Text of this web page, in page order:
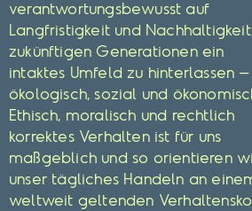
verantwortungsbewusst auf
Langfristigkeit und
zukünftigen Generationen ein
intaktes Umfeld zu hinterlassen –
ökologisch, sozial und
Ethisch, moralisch und rechtlich
korrektes Verhalten ist für uns
maßgeblich und so orientieren
unser tägliches Handeln an
weltweit geltenden